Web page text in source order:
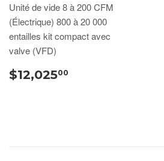
Unité de vide 8 à 200 CFM
(Électrique) 800 à 20 000
entailles kit compact avec
valve (VFD)
$12,02500